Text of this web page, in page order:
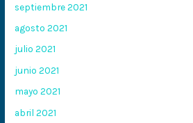
septiembre 2021
agosto 2021
julio 2021
junio 2021
mayo 2021
abril 2021